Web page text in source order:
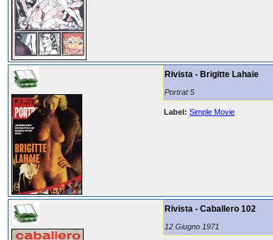
Rivista - Brigitte Lahaie
Portrat 5
Label: Simple Movie
Rivista - Caballero 102
12 Giugno 1971